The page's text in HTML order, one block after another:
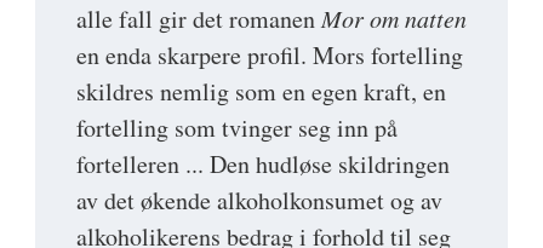
alle fall gir det romanenMor om natten
en enda skarpere profil. Mors fortelling
skildres nemlig som en egen kraft, en
fortelling som tvinger seg inn på
fortelleren ... Den hudløse skildringen
av det økende alkoholkonsumet og av
alkoholikerens bedrag i forhold til seg